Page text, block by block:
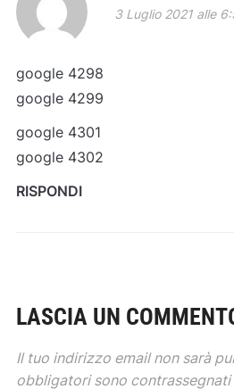
3 Luglio 2021 alle
google 4298
google 4299
google 4301
google 4302
RISPONDI
LASCIA UN
Il tuo indirizzo email non sarà
obbligatori sono contrassegnati